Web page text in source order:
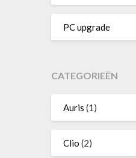
PC upgrade
CATEGORIEËN
Auris (1)
Clio (2)